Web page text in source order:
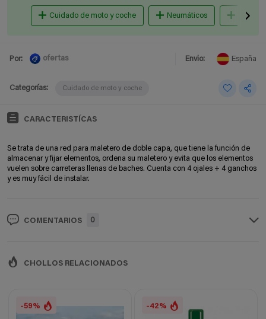
Cuidado de moto y coche Neumáticos
Por: ofertas Envio: España
Categorías: Cuidado de moto y coche
CARACTERISTÍCAS
Se trata de una red para maletero de doble capa, que tiene la función de
almacenar y fijar elementos, ordena su maletero y evita que los elementos
vuelen sobre carreteras llenas de baches. Cuenta con 4 ojales + 4 ganchos
y es muy fácil de instalar.
COMENTARIOS 0
CHOLLOS RELACIONADOS
-59% -42%